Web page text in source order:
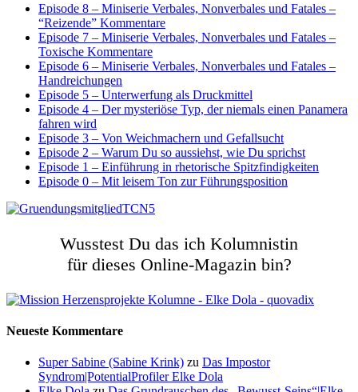
Episode 8 – Miniserie Verbales, Nonverbales und Fatales –
“Reizende” Kommentare
Episode 7 – Miniserie Verbales, Nonverbales und Fatales –
Toxische Kommentare
Episode 6 – Miniserie Verbales, Nonverbales und Fatales –
Handreichungen
Episode 5 – Unterwerfung als Druckmittel
Episode 4 – Der mysteriöse Typ, der niemals einen Panamera
fahren wird
Episode 3 – Von Weichmachern und Gefallsucht
Episode 2 – Warum Du so aussiehst, wie Du sprichst
Episode 1 – Einführung in rhetorische Spitzfindigkeiten
Episode 0 – Mit leisem Ton zur Führungsposition
Wusstest Du das ich Kolumnistin
für dieses Online-Magazin bin?
Neueste Kommentare
Super Sabine (Sabine Krink) zu Das Impostor
Syndrom|PotentialProfiler Elke Dola